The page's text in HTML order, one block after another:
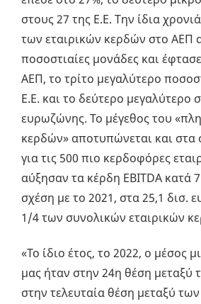
στους 27 της Ε.Ε. Την ίδια
των εταιρικών κερδών στο ΑΕΠ
ποσοστιαίες μονάδες και
ΑΕΠ, το τρίτο μεγαλύτερο
Ε.Ε. και το δεύτερο μεγαλύτερο
ευρωζώνης. Το μέγεθος του
κερδών» αποτυπώνεται και στα
για τις 500 πιο κερδοφόρες
αύξησαν τα κέρδη ΕΒΙΤDA κατά
σχέση με το 2021, στα 25,1 δισ.
1/4 των συνολικών εταιρικών
«Το ίδιο έτος, το 2022, ο μέσος
μας ήταν στην 24η θέση μεταξύ
στην τελευταία θέση μεταξύ